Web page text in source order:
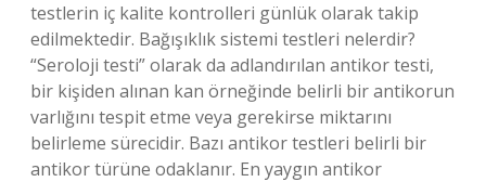
testlerin iç kalite kontrolleri günlük olarak takip
edilmektedir. Bağışıklık sistemi testleri nelerdir?
“Seroloji testi” olarak da adlandırılan antikor testi,
bir kişiden alınan kan örneğinde belirli bir antikorun
varlığını tespit etme veya gerekirse miktarını
belirleme sürecidir. Bazı antikor testleri belirli bir
antikor türüne odaklanır. En yaygın antikor